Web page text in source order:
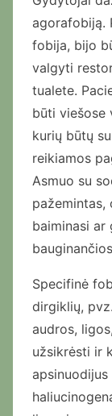
agorafobiją.
fobija, bijo
valgyti
tualete.
būti viešose
kurių būtų
reikiamos
Asmuo su
pažemintas,
baiminasi ar
Specifinė
dirgiklių,
audros,
užsikrėsti ir